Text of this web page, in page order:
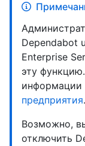
Dependabot
Enterprise
эту
информации
предприятия.
Возможно,
отключить